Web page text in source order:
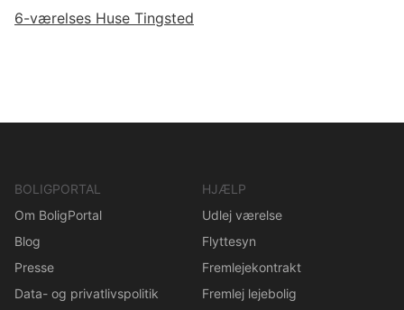
6-værelses Huse Tingsted
BOLIGPORTAL
Om BoligPortal
Blog
Presse
Data- og privatlivspolitik
HJÆLP
Udlej værelse
Flyttesyn
Fremlejekontrakt
Fremlej lejebolig